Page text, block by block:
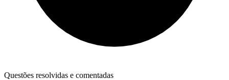
Questões resolvidas e comentadas